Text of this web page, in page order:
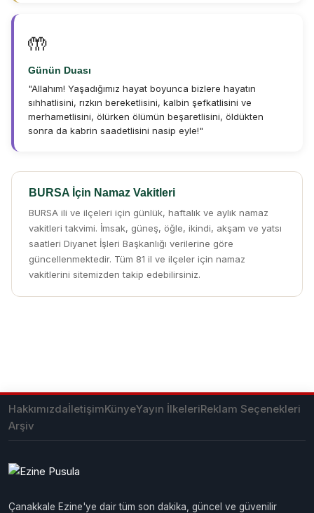
🤲
Günün Duası
"Allahım! Yaşadığımız hayat boyunca bizlere hayatın
sıhhatlisini, rızkın bereketlisini, kalbin şefkatlisini ve
merhametlisini, ölürken ölümün beşaretlisini, öldükten
sonra da kabrin saadetlisini nasip eyle!"
BURSA İçin Namaz Vakitleri
BURSA ili ve ilçeleri için günlük, haftalık ve aylık namaz
vakitleri takvimi. İmsak, güneş, öğle, ikindi, akşam ve yatsı
saatleri Diyanet İşleri Başkanlığı verilerine göre
güncellenmektedir. Tüm 81 il ve ilçeler için namaz
vakitlerini sitemizden takip edebilirsiniz.
HakkımızdaİletişimKünyeYayın İlkeleriReklam Seçenekleri
Arşiv
Çanakkale Ezine'ye dair tüm son dakika, güncel ve güvenilir